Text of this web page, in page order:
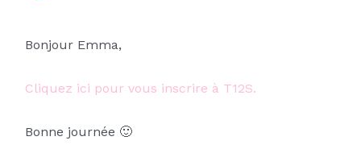
Bonjour Emma,
Cliquez ici pour vous inscrire à T12S.
Bonne journée 🙂